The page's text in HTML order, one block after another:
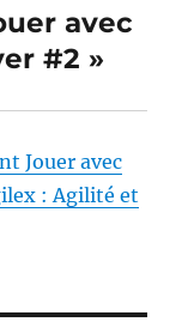
avec
#2 »
Jouer avec
: Agilité et